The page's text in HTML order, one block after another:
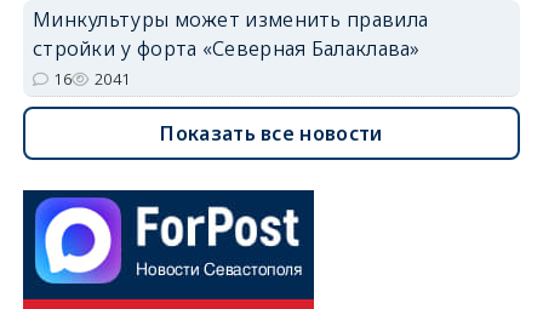
Минкультуры может изменить правила
стройки у форта «Северная Балаклава»
16 2041
Показать все новости